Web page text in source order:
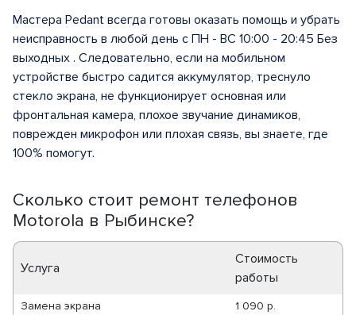
Сколько стоит ремонт телефонов
Motorola в Рыбинске?
Услуга
Стоимость
работы
Замена экрана
1 090 р.
Мастера Pedant всегда готовы оказать помощь и убрать
неисправность в любой день с ПН - ВС 10:00 - 20:45 Без
выходных . Следовательно, если на мобильном
устройстве быстро садится аккумулятор, треснуло
стекло экрана, не функционирует основная или
фронтальная камера, плохое звучание динамиков,
поврежден микрофон или плохая связь, вы знаете, где
100% помогут.